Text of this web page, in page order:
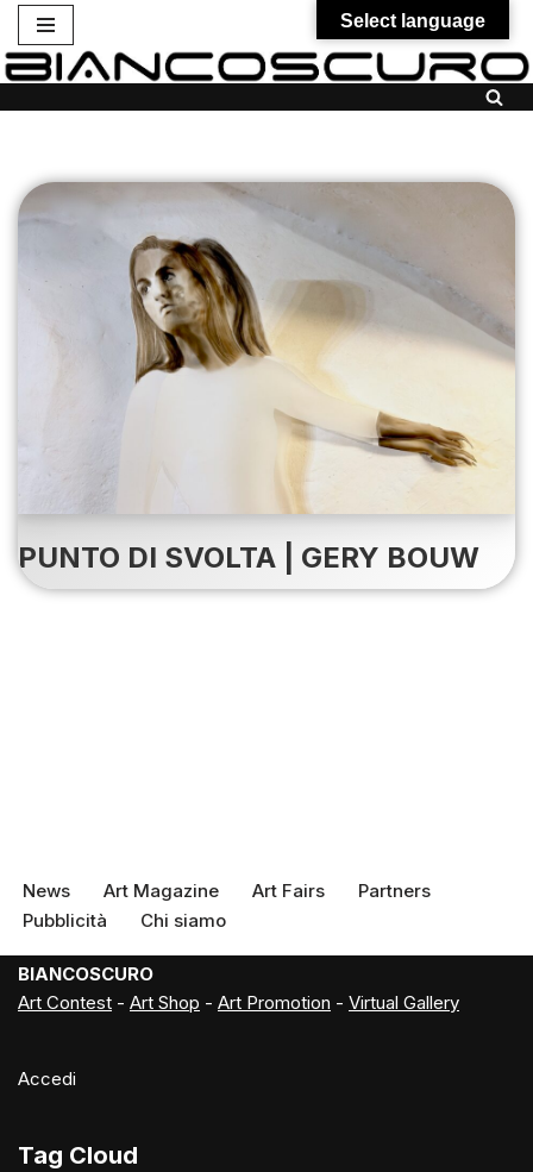
Vai
PUNTO DI SVOLTA | GERY BOUW
News Art Magazine Art Fairs
Partners
Pubblicità
Chi siamo
BIANCOSCURO
Art Contest - Art Shop - Art Promotion - Virtual Gallery
Accedi
Tag Cloud
Select language